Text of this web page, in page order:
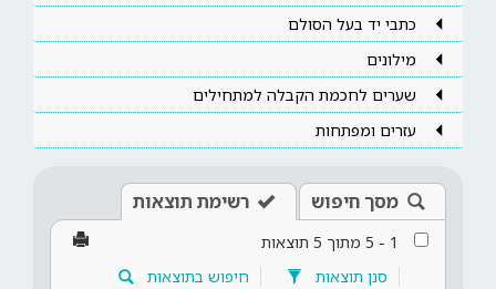
כתבי יד בעל הסולם
מילונים
שערים לחכמת הקבלה למתחילים
עזרים ומפתחות
מסך חיפוש רשימת תוצאות
1
-
5 מתוך 5 תוצאות
סנן תוצאות
חיפוש בתוצאות